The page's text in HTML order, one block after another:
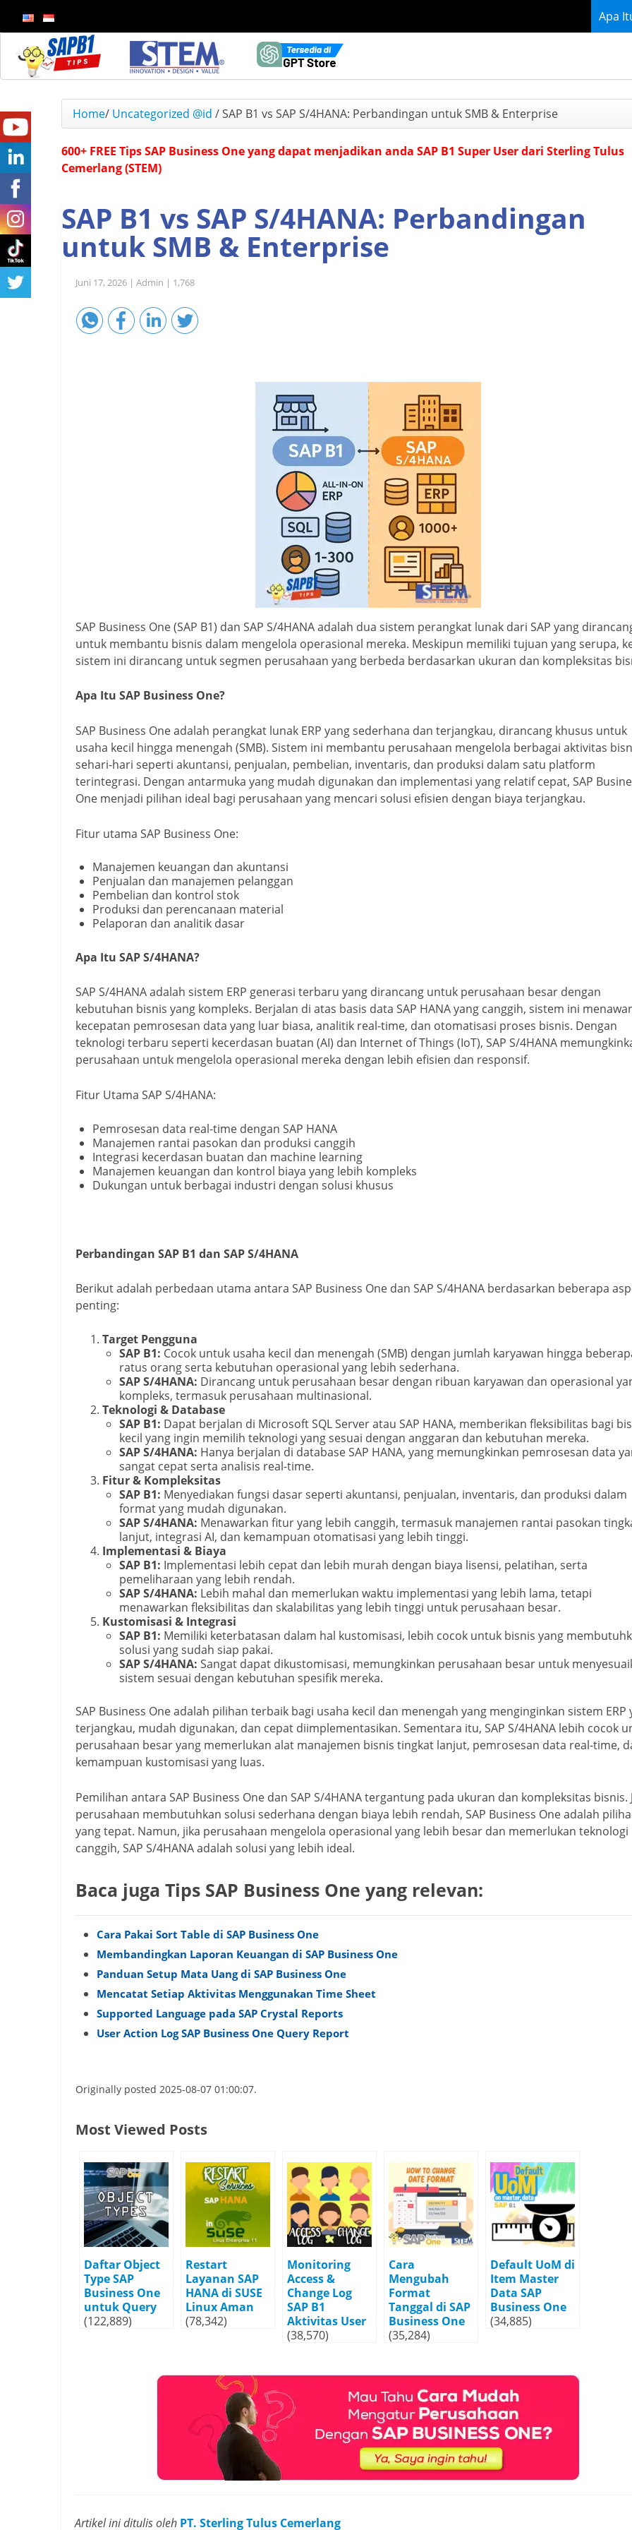
Apa
Home/ Uncategorized @id /SAP B1 vs SAP S/4HANA: Perbandingan untuk SMB & Enterprise
600+ FREE Tips SAP Business One yang dapat menjadikan anda SAP B1 Super User dari Sterling Tulus
Cemerlang (STEM)
SAP B1 vs SAP S/4HANA: Perbandingan
untuk SMB & Enterprise
Juni 17, 2026 | Admin | 1,768
SAP Business One (SAP B1) dan SAP S/4HANA adalah dua sistem perangkat lunak dari SAP yang
untuk membantu bisnis dalam mengelola operasional mereka. Meskipun memiliki tujuan yang serupa,
sistem ini dirancang untuk segmen perusahaan yang berbeda berdasarkan ukuran dan kompleksitas
Apa Itu SAP Business One?
SAP Business One adalah perangkat lunak ERP yang sederhana dan terjangkau, dirancang khusus untuk
usaha kecil hingga menengah (SMB). Sistem ini membantu perusahaan mengelola berbagai aktivitas
sehari-hari seperti akuntansi, penjualan, pembelian, inventaris, dan produksi dalam satu platform
terintegrasi. Dengan antarmuka yang mudah digunakan dan implementasi yang relatif cepat, SAP
One menjadi pilihan ideal bagi perusahaan yang mencari solusi efisien dengan biaya terjangkau.
Fitur utama SAP Business One:
Manajemen keuangan dan akuntansi
Penjualan dan manajemen pelanggan
Pembelian dan kontrol stok
Produksi dan perencanaan material
Pelaporan dan analitik dasar
Apa Itu SAP S/4HANA?
SAP S/4HANA adalah sistem ERP generasi terbaru yang dirancang untuk perusahaan besar dengan
kebutuhan bisnis yang kompleks. Berjalan di atas basis data SAP HANA yang canggih, sistem ini
kecepatan pemrosesan data yang luar biasa, analitik real-time, dan otomatisasi proses bisnis. Dengan
teknologi terbaru seperti kecerdasan buatan (AI) dan Internet of Things (IoT), SAP S/4HANA
perusahaan untuk mengelola operasional mereka dengan lebih efisien dan responsif.
Fitur Utama SAP S/4HANA:
Pemrosesan data real-time dengan SAP HANA
Manajemen rantai pasokan dan produksi canggih
Integrasi kecerdasan buatan dan machine learning
Manajemen keuangan dan kontrol biaya yang lebih kompleks
Dukungan untuk berbagai industri dengan solusi khusus
Perbandingan SAP B1 dan SAP S/4HANA
Berikut adalah perbedaan utama antara SAP Business One dan SAP S/4HANA berdasarkan beberapa
penting:
Target Pengguna
SAP B1: Cocok untuk usaha kecil dan menengah (SMB) dengan jumlah karyawan hingga
ratus orang serta kebutuhan operasional yang lebih sederhana.
SAP S/4HANA: Dirancang untuk perusahaan besar dengan ribuan karyawan dan operasional
kompleks, termasuk perusahaan multinasional.
Teknologi & Database
SAP B1: Dapat berjalan di Microsoft SQL Server atau SAP HANA, memberikan fleksibilitas bagi
kecil yang ingin memilih teknologi yang sesuai dengan anggaran dan kebutuhan mereka.
SAP S/4HANA: Hanya berjalan di database SAP HANA, yang memungkinkan pemrosesan data
sangat cepat serta analisis real-time.
Fitur & Kompleksitas
SAP B1: Menyediakan fungsi dasar seperti akuntansi, penjualan, inventaris, dan produksi dalam
format yang mudah digunakan.
SAP S/4HANA: Menawarkan fitur yang lebih canggih, termasuk manajemen rantai pasokan
lanjut, integrasi AI, dan kemampuan otomatisasi yang lebih tinggi.
Implementasi & Biaya
SAP B1: Implementasi lebih cepat dan lebih murah dengan biaya lisensi, pelatihan, serta
pemeliharaan yang lebih rendah.
SAP S/4HANA: Lebih mahal dan memerlukan waktu implementasi yang lebih lama, tetapi
menawarkan fleksibilitas dan skalabilitas yang lebih tinggi untuk perusahaan besar.
Kustomisasi & Integrasi
SAP B1: Memiliki keterbatasan dalam hal kustomisasi, lebih cocok untuk bisnis yang
solusi yang sudah siap pakai.
SAP S/4HANA: Sangat dapat dikustomisasi, memungkinkan perusahaan besar untuk
sistem sesuai dengan kebutuhan spesifik mereka.
SAP Business One adalah pilihan terbaik bagi usaha kecil dan menengah yang menginginkan sistem ERP
terjangkau, mudah digunakan, dan cepat diimplementasikan. Sementara itu, SAP S/4HANA lebih cocok
perusahaan besar yang memerlukan alat manajemen bisnis tingkat lanjut, pemrosesan data real-time,
kemampuan kustomisasi yang luas.
Pemilihan antara SAP Business One dan SAP S/4HANA tergantung pada ukuran dan kompleksitas bisnis.
perusahaan membutuhkan solusi sederhana dengan biaya lebih rendah, SAP Business One adalah
yang tepat. Namun, jika perusahaan mengelola operasional yang lebih besar dan memerlukan teknologi
canggih, SAP S/4HANA adalah solusi yang lebih ideal.
Baca juga Tips SAP Business One yang relevan:
Cara Pakai Sort Table di SAP Business One
Membandingkan Laporan Keuangan di SAP Business One
Panduan Setup Mata Uang di SAP Business One
Mencatat Setiap Aktivitas Menggunakan Time Sheet
Supported Language pada SAP Crystal Reports
User Action Log SAP Business One Query Report
Originally posted 2025-08-07 01:00:07.
Most Viewed Posts
Daftar Object
Type SAP
Business One
untuk Query
(122,889)
Restart
Layanan SAP
HANA di SUSE
Linux Aman
(78,342)
Monitoring
Access &
Change Log
SAP B1
Aktivitas User
(38,570)
Cara
Mengubah
Format
Tanggal di SAP
Business One
(35,284)
Default UoM di
Item Master
Data SAP
Business One
(34,885)
Artikel ini ditulis oleh PT. Sterling Tulus Cemerlang